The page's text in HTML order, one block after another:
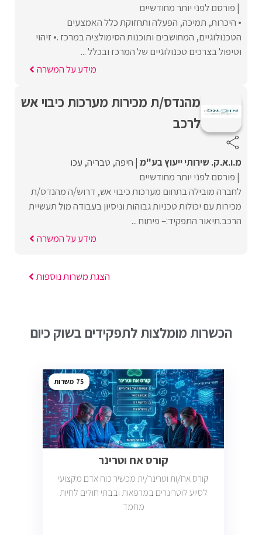
פורסם לפני יותר מחודשיים
• היכרות, תמיכה, הפעלה ותחזוקת כלל האמצעים
הטכנולוגיים, המחושבים ותוכנות הסימולציה במרכז .• זיהוי
וטיפול בצרכים טכנולוגיים של המרכז ובכלל ...
מידע על המשרה
מהנדס/ת מכירות מערכות כיבוי אש
לרכב
מ.ו.א.ק. שירותי ייעוץ בע"מ חיפה טבריה עכו
פורסם לפני יותר מחודשיים
לחברה מובילה בתחום מערכות כיבוי אש, דרוש/ה מהנדס/ת
מכירות עם יכולות טכניות גבוהות וניסיון בעבודה מול תעשיית
הרכב.תיאור התפקיד:– פיתוח ...
מידע על המשרה
הצגת משרות נוספות
הכשרות מומלצות לתפקידים בשוק כיום
75
קורס אח וטרינר
קורס אח/ות וטרינר/ית מכשיר כוח אדם מקצועי
לסיוע לוטרינרים במרפאות ובבתי חולים לחיות
מחמד